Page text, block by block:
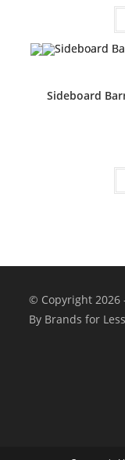
Sideboard
© Copyright 2026
By Brands for